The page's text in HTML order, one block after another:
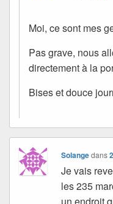
Moi, ce sont mes
Pas grave, nous
directement à la
Bises et douce
Solangedans
Je vais
les 235